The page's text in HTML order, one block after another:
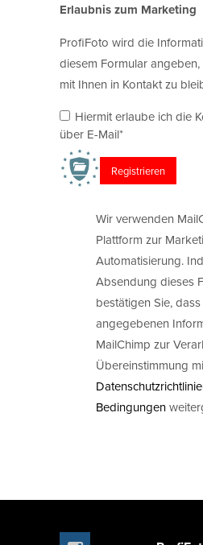
Erlaubnis zum Marketing
ProfiFoto wird die
diesem Formular
mit Ihnen in Kontakt zu
Hiermit erlaube ich die
über E-Mail*
Wir verwenden
Plattform zur
Automatisierung.
Absendung dieses
bestätigen Sie,
angegebenen
MailChimp zur
Übereinstimmung
Bedingungen